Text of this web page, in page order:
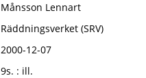
Månsson Lennart
Räddningsverket (SRV)
2000-12-07
9s. : ill.